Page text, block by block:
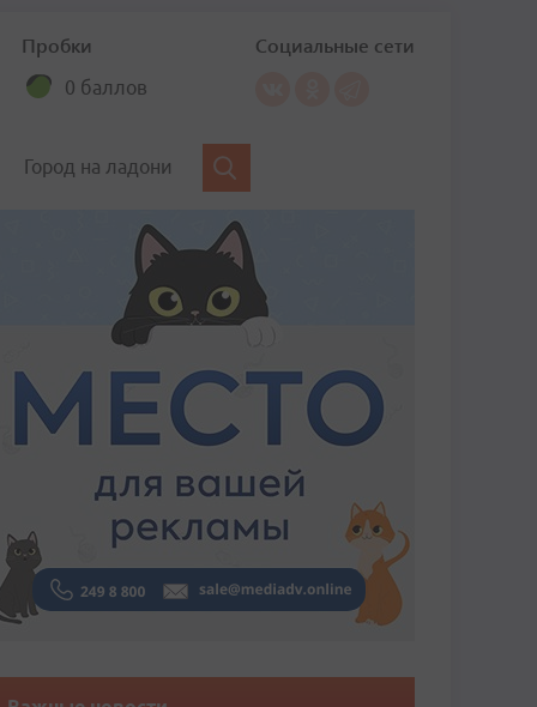
Пробки
0 баллов
Социальные сети
Город на ладони